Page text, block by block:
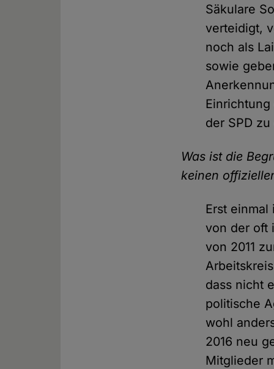
Säkulare
verteidigt,
noch als
sowie
der SPD
Was ist die
keinen
Erst
von der oft
von 2011
dass nicht
politische
wohl
2016 neu
Mitglieder